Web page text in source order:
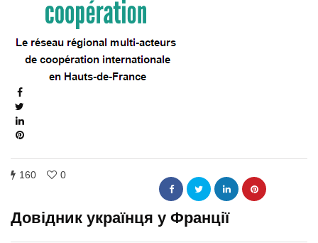
160 0
Довідник українця у Франції